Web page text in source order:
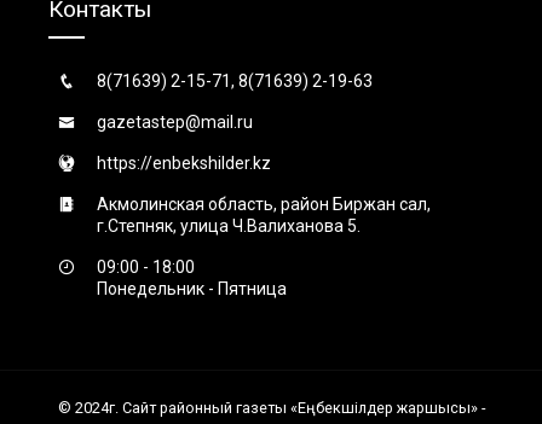
Контакты
8(71639) 2-15-71, 8(71639) 2-19-63
gazetastep@mail.ru
https://enbekshilder.kz
Акмолинская область, район Биржан сал,
г.Степняк, улица Ч.Валиханова 5.
09:00 - 18:00
Понедельник - Пятница
© 2024г. Сайт районный газеты «Еңбекшiлдер жаршысы» -